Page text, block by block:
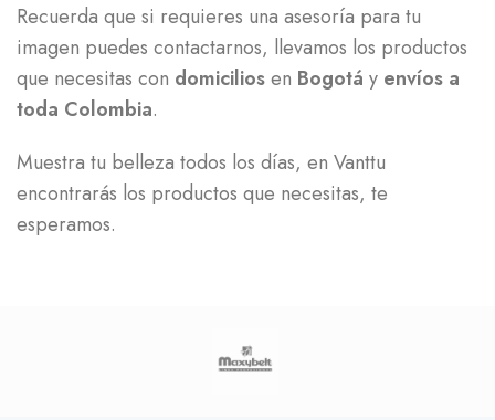
Recuerda que si requieres una asesoría para tu
imagen puedes contactarnos, llevamos los productos
que necesitas con domiciliosen Bogotá y envíos a
toda Colombia.
Muestra tu belleza todos los días, en Vanttu
encontrarás los productos que necesitas, te
esperamos.